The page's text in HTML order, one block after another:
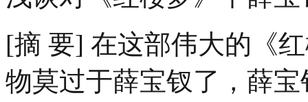
[摘 要] 在这部伟大的《
物莫过于薛宝钗了，薛